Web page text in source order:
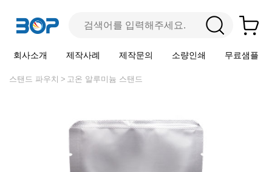
회사소개 제작사례 제작문의 소량인쇄 무료샘플
스탠드 파우치 고온 알루미늄 스탠드